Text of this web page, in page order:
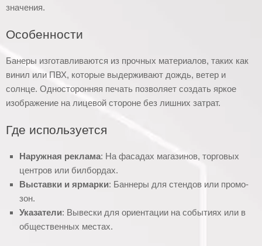
значения.
Особенности
Банеры изготавливаются из прочных материалов, таких как
винил или ПВХ, которые выдерживают дождь, ветер и
солнце. Односторонняя печать позволяет создать яркое
изображение на лицевой стороне без лишних затрат.
Где используется
Наружная реклама: На фасадах магазинов, торговых
центров или билбордах.
Выставки и ярмарки: Баннеры для стендов или промо-
зон.
Указатели: Вывески для ориентации на событиях или в
общественных местах.